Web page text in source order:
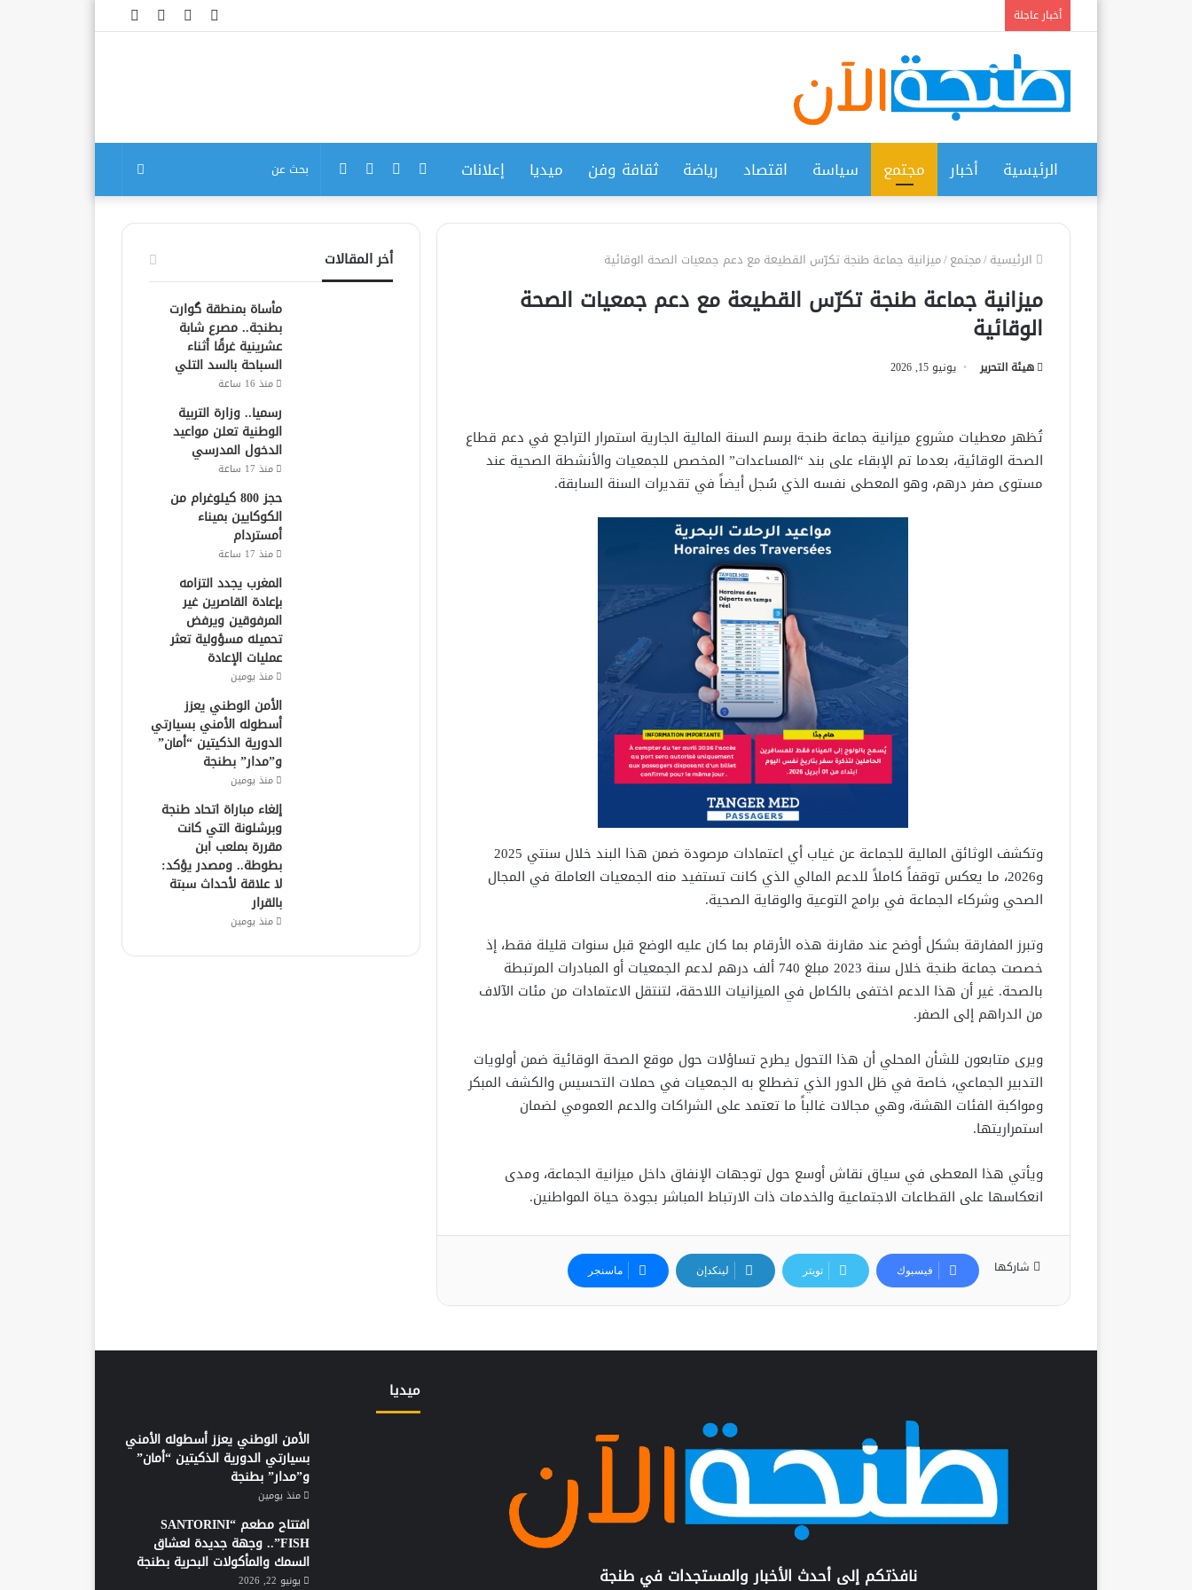
أخبار عاجلة يوتيوب تويتر
فيسبوك
الرئيسية أخبار مجتمع سياسة اقتصاد رياضة ثقافة وفن ميديا إعلانات
عن
انستقرام يوتيوب تويتر
فيسبوك
الرئيسية/مجتمع/ميزانية جماعة طنجة تكرّس القطيعة مع دعم جمعيات الصحة الوقائية
ميزانية جماعة طنجة تكرّس القطيعة مع دعم جمعيات الصحة
الوقائية
هيئة التحرير يونيو 15, 2026
تُظهر معطيات مشروع ميزانية جماعة طنجة برسم السنة المالية الجارية استمرار التراجع في دعم قطاع
الصحة الوقائية، بعدما تم الإبقاء على بند “المساعدات” المخصص للجمعيات والأنشطة الصحية عند
مستوى صفر درهم، وهو المعطى نفسه الذي سُجل أيضاً في تقديرات السنة السابقة.
وتكشف الوثائق المالية للجماعة عن غياب أي اعتمادات مرصودة ضمن هذا البند خلال سنتي 2025
و2026، ما يعكس توقفاً كاملاً للدعم المالي الذي كانت تستفيد منه الجمعيات العاملة في المجال
الصحي وشركاء الجماعة في برامج التوعية والوقاية الصحية.
وتبرز المفارقة بشكل أوضح عند مقارنة هذه الأرقام بما كان عليه الوضع قبل سنوات قليلة فقط، إذ
خصصت جماعة طنجة خلال سنة 2023 مبلغ 740 ألف درهم لدعم الجمعيات أو المبادرات المرتبطة
بالصحة. غير أن هذا الدعم اختفى بالكامل في الميزانيات اللاحقة، لتنتقل الاعتمادات من مئات الآلاف
من الدراهم إلى الصفر.
ويرى متابعون للشأن المحلي أن هذا التحول يطرح تساؤلات حول موقع الصحة الوقائية ضمن أولويات
التدبير الجماعي، خاصة في ظل الدور الذي تضطلع به الجمعيات في حملات التحسيس والكشف المبكر
ومواكبة الفئات الهشة، وهي مجالات غالباً ما تعتمد على الشراكات والدعم العمومي لضمان
استمراريتها.
ويأتي هذا المعطى في سياق نقاش أوسع حول توجهات الإنفاق داخل ميزانية الجماعة، ومدى
انعكاسها على القطاعات الاجتماعية والخدمات ذات الارتباط المباشر بجودة حياة المواطنين.
شاركها فيسبوك تويتر لينكدإن ماسنجر
أخر المقالات
مأساة بمنطقة گوارت
بطنجة.. مصرع شابة
عشرينية غرقًا أثناء
السباحة بالسد التلي
منذ 16 ساعة
رسميا.. وزارة التربية
الوطنية تعلن مواعيد
الدخول المدرسي
منذ 17 ساعة
حجز 800 كيلوغرام من
الكوكايين بميناء
أمستردام
منذ 17 ساعة
المغرب يجدد التزامه
بإعادة القاصرين غير
المرفوقين ويرفض
تحميله مسؤولية تعثر
عمليات الإعادة
منذ يومين
الأمن الوطني يعزز
أسطوله الأمني بسيارتي
الدورية الذكيتين “أمان”
و”مدار” بطنجة
منذ يومين
إلغاء مباراة اتحاد طنجة
وبرشلونة التي كانت
مقررة بملعب ابن
بطوطة.. ومصدر يؤكد:
لا علاقة لأحداث سبتة
بالقرار
منذ يومين
نافذتكم إلى أحدث الأخبار والمستجدات في طنجة
ميديا
الأمن الوطني يعزز أسطوله الأمني
بسيارتي الدورية الذكيتين “أمان”
و”مدار” بطنجة
منذ يومين
افتتاح مطعم “SANTORINI
FISH”.. وجهة جديدة لعشاق
السمك والمأكولات البحرية بطنجة
يونيو 22, 2026